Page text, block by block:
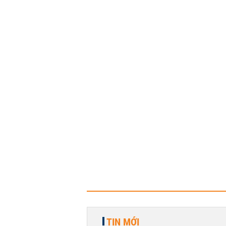
TIN MỚI